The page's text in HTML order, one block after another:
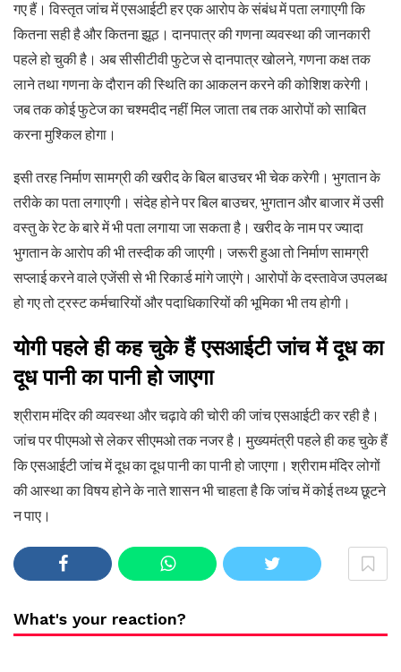
गए हैं। विस्तृत जांच में एसआईटी हर एक आरोप के संबंध में पता लगाएगी कि
कितना सही है और कितना झूठ। दानपात्र की गणना व्यवस्था की जानकारी
पहले हो चुकी है। अब सीसीटीवी फुटेज से दानपात्र खोलने, गणना कक्ष तक
लाने तथा गणना के दौरान की स्थिति का आकलन करने की कोशिश करेगी।
जब तक कोई फुटेज का चश्मदीद नहीं मिल जाता तब तक आरोपों को साबित
करना मुश्किल होगा।
इसी तरह निर्माण सामग्री की खरीद के बिल बाउचर भी चेक करेगी। भुगतान के
तरीके का पता लगाएगी। संदेह होने पर बिल बाउचर, भुगतान और बाजार में उसी
वस्तु के रेट के बारे में भी पता लगाया जा सकता है। खरीद के नाम पर ज्यादा
भुगतान के आरोप की भी तस्दीक की जाएगी। जरूरी हुआ तो निर्माण सामग्री
सप्लाई करने वाले एजेंसी से भी रिकार्ड मांगे जाएंगे। आरोपों के दस्तावेज उपलब्ध
हो गए तो ट्रस्ट कर्मचारियों और पदाधिकारियों की भूमिका भी तय होगी।
योगी पहले ही कह चुके हैं एसआईटी जांच में दूध का
दूध पानी का पानी हो जाएगा
श्रीराम मंदिर की व्यवस्था और चढ़ावे की चोरी की जांच एसआईटी कर रही है।
जांच पर पीएमओ से लेकर सीएमओ तक नजर है। मुख्यमंत्री पहले ही कह चुके हैं
कि एसआईटी जांच में दूध का दूध पानी का पानी हो जाएगा। श्रीराम मंदिर लोगों
की आस्था का विषय होने के नाते शासन भी चाहता है कि जांच में कोई तथ्य छूटने
न पाए।
What's your reaction?